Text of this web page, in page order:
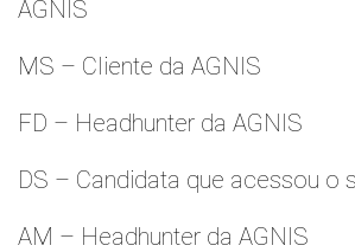
AGNIS
MS – Cliente da AGNIS
FD – Headhunter da AGNIS
DS – Candidata que acessou o
AM – Headhunter da AGNIS